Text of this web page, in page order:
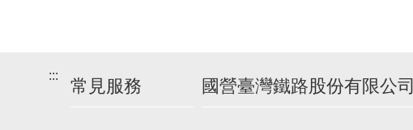
:::
常見服務 國營臺灣鐵路股份有限公司